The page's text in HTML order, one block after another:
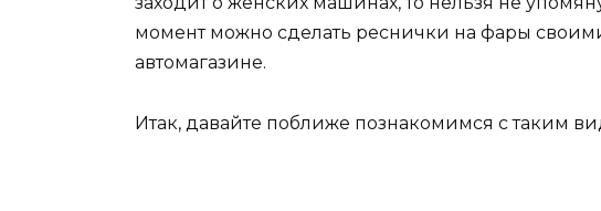
момент можно сделать реснички на фары
автомагазине.
Итак, давайте поближе познакомимся с таким